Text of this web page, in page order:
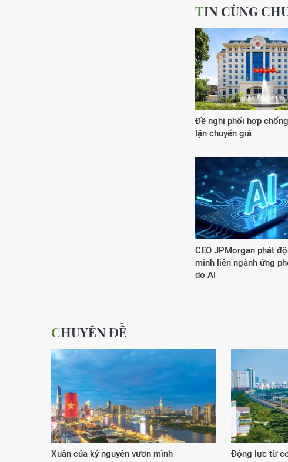
TIN CÙNG
Đề nghị phối hợp
lận chuyển giá
CEO JPMorgan phát
minh liên ngành ứng
do AI
CHUYÊN ĐỀ
Xuân của kỷ nguyên vươn mình Động lực từ